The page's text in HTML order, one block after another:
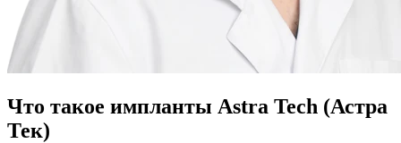
Что такое импланты Astra Tech (Астра
Тек)